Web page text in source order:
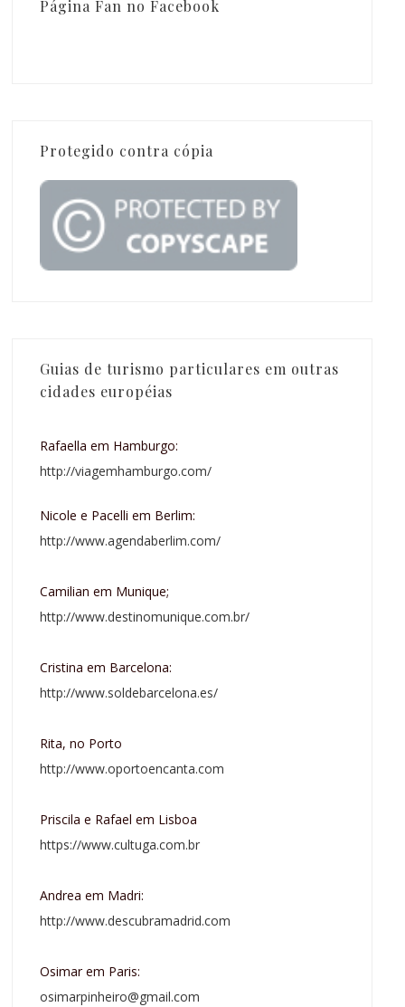
Página Fan no Facebook
Protegido contra cópia
Guias de turismo particulares em outras
cidades européias
Rafaella em Hamburgo:
http://viagemhamburgo.com/
Nicole e Pacelli em Berlim:
http://www.agendaberlim.com/
Camilian em Munique;
http://www.destinomunique.com.br/
Cristina em Barcelona:
http://www.soldebarcelona.es/
Rita, no Porto
http://www.oportoencanta.com
Priscila e Rafael em Lisboa
https://www.cultuga.com.br
Andrea em Madri:
http://www.descubramadrid.com
Osimar em Paris:
osimarpinheiro@gmail.com